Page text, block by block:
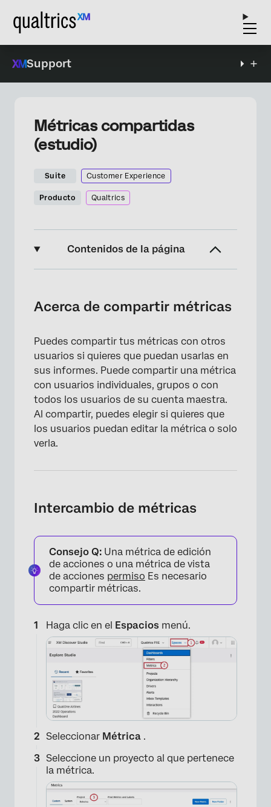
Support
Métricas compartidas
(estudio)
Suite Customer Experience
Producto Qualtrics
Contenidos de la página
Intercambio de métricas
Acerca de compartir métricas
Puedes compartir tus métricas con otros
usuarios si quieres que puedan usarlas en
sus informes. Puede compartir una métrica
con usuarios individuales, grupos o con
todos los usuarios de su cuenta maestra.
Al compartir, puedes elegir si quieres que
los usuarios puedan editar la métrica o solo
verla.
Intercambio de métricas
Consejo Q: Una métrica de edición
de acciones o una métrica de vista
de acciones permiso Es necesario
compartir métricas.
Haga clic en el Espacios menú.
Seleccionar Métrica .
Seleccione un proyecto al que pertenece
la métrica.